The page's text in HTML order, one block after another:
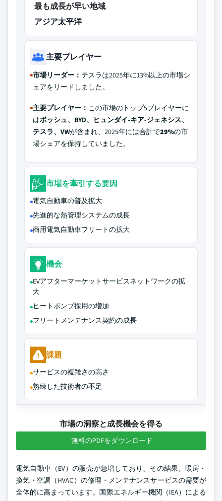
最も成長が早い地域
アジア太平洋
主要プレイヤー
市場リーダー： テスラは2025年に13%以上の市場シ
ェアをリードしました。
主要プレイヤー： この市場のトップ5プレイヤーに
はボッシュ、BYD、ヒュンダイ-キア-ジェネシス、
テスラ、VWが含まれ、2025年には合計で29%の市
場シェアを保持していました。
市場を牽引する要因
電気自動車の普及拡大
先進的な熱管理システムの成長
商用電気自動車フリートの拡大
機会
EVアフターマーケットサービスネットワークの拡
大
ヒートポンプ採用の増加
フリートメンテナンス契約の成長
課題
サービスの複雑さの高さ
熟練した技術者の不足
市場の洞察と成長機会を得る
無料のPDFをダウンロード
電気自動車（EV）の販売が急増しており、その結果、暖房・
換気・空調（HVAC）の修理・メンテナンスサービスの需要が
全体的に高まっています。国際エネルギー機関（IEA）による